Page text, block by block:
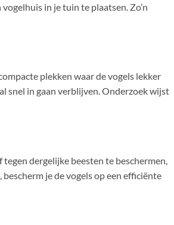
in je tuin te plaatsen. Zo’n
plekken waar de vogels lekker
snel in gaan verblijven. Onderzoek wijst
dergelijke beesten te beschermen,
je de vogels op een efficiënte